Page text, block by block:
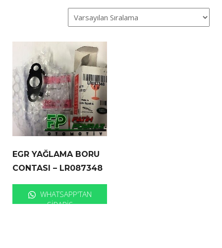
EGR YAĞLAMA BORU
CONTASI – LR087348
WHATSAPP'TAN
SIPARIŞ